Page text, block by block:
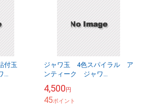
付玉
ジャワ玉 4色スパイラル ア
ンティーク ジャワ
4,500円
45ポイント